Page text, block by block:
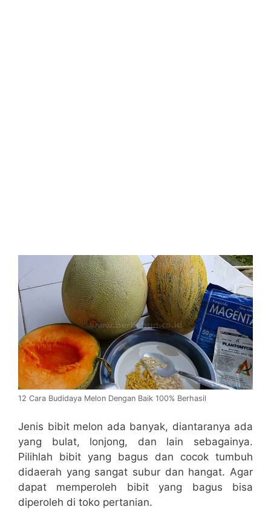
12 Cara Budidaya Melon Dengan Baik 100% Berhasil
Jenis bibit melon ada banyak, diantaranya ada
yang bulat, lonjong, dan lain sebagainya.
Pilihlah bibit yang bagus dan cocok tumbuh
didaerah yang sangat subur dan hangat. Agar
dapat memperoleh bibit yang bagus bisa
diperoleh di toko pertanian.